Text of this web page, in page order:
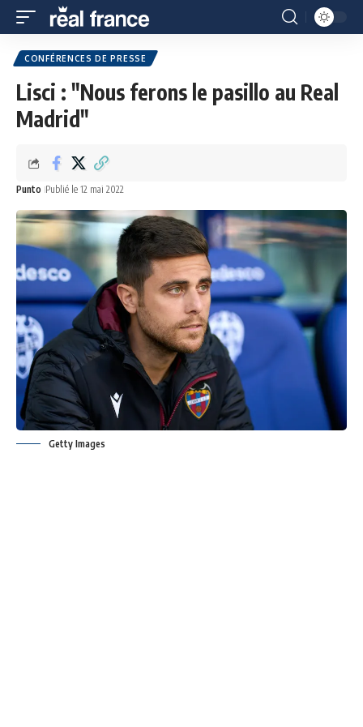
CONFÉRENCES DE PRESSE
Lisci : "Nous ferons le pasillo au Real
Madrid"
Punto Publié le 12 mai 2022
Getty Images